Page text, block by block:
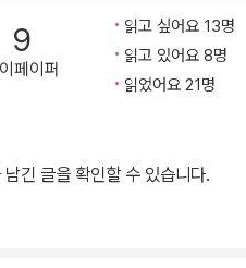
트를 기다리고 있던 것은 뜻밖에
의 몽환적이고 대담하며 시적인
을 엄선하여 'Early Color'라는
터는 그렇게 60년 만에 세상에
영감으로 가득했던 뉴욕의 순간
사울 레이터의 사진들은 뒤늦게
무관하게 지금 대중들의 시선
9
페이퍼
읽고 싶어요 13명
읽고 있어요 8명
읽었어요 21명
긴 글을 확인할 수 있습니다.